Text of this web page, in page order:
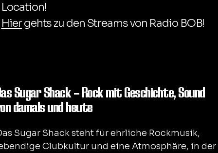
Location!
Hiergehts zu den Streams von Radio BOB!
Sugar Shack – Rock mit Geschichte, Sound
damals und heute
Sugar Shack steht für ehrliche Rockmusik,
Clubkultur und eine Atmosphäre, in der